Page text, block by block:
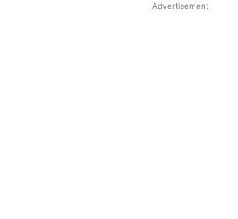
Advertisement